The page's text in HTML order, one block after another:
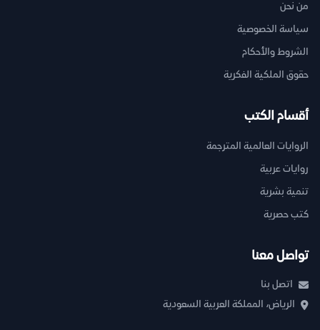
من نحن
سياسة الخصوصية
الشروط والأحكام
حقوق الملكية الفكرية
أقسام الكتب
الروايات العالمية المترجمة
روايات عربية
تنمية بشرية
كتب حصرية
تواصل معنا
اتصل بنا
الرياض، المملكة العربية السعودية